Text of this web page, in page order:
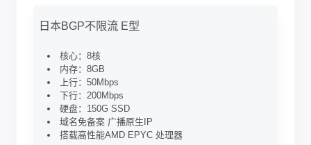
日本BGP不限流 E型
核心：8核
内存：8GB
上行：50Mbps
下行：200Mbps
硬盘：150G SSD
域名免备案 广播原生IP
搭载高性能AMD EPYC 处理器